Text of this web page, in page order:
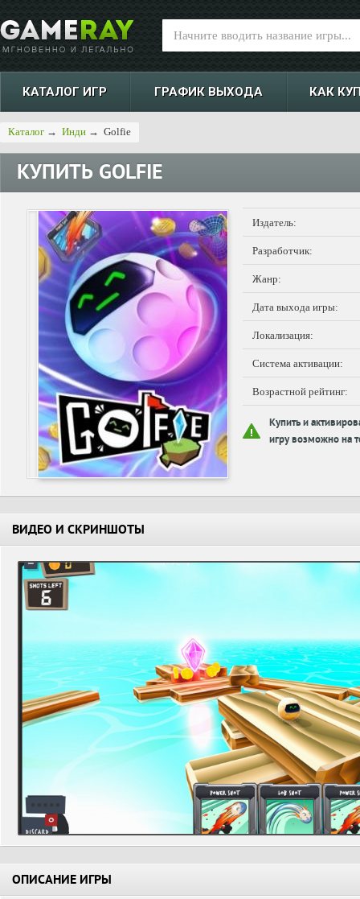
КАТАЛОГ ИГР ГРАФИК ВЫХОДА КАК
Каталог → Инди → Golfie
КУПИТЬ GOLFIE
Издатель:
Разработчик:
Жанр:
Дата выхода игры:
Локализация:
Система активации:
Возрастной рейтинг:
Купить и
игру возможно на
ВИДЕО И СКРИНШОТЫ
ОПИСАНИЕ ИГРЫ